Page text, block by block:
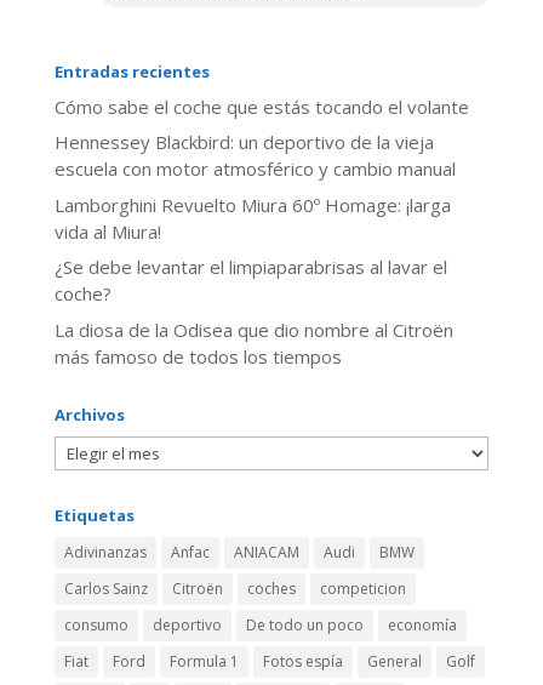
Entradas recientes
​Cómo sabe el coche que estás tocando el volante
Hennessey Blackbird: un deportivo de la vieja
escuela con motor atmosférico y cambio manual
Lamborghini Revuelto Miura 60º Homage: ¡larga
vida al Miura!
¿Se debe levantar el limpiaparabrisas al lavar el
coche?
La diosa de la Odisea que dio nombre al Citroën
más famoso de todos los tiempos
Archivos
Etiquetas
Adivinanzas Anfac ANIACAM Audi
BMW
Carlos Sainz
Citroën coches
competicion
consumo
deportivo De todo un poco
economía
Fiat
Ford Formula 1 Fotos espía General
Golf